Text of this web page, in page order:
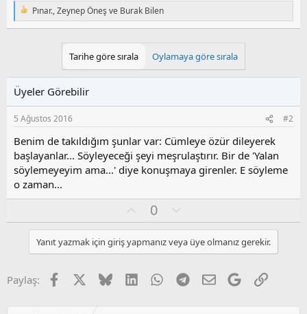
T
e
e
r
:
Pınar.,Zeynep Öneş ve Burak Bilen
Tarihe göre sırala Oylamaya göre sırala
Üyeler Görebilir
5 Ağustos 2016 #2
Benim de takıldığım şunlar var: Cümleye özür dileyerek
başlayanlar... Söyleyeceği şeyi meşrulaştırır. Bir de 'Yalan
söylemeyeyim ama...' diye konuşmaya girenler. E söyleme
o zaman...
y
l
a
0
l
u
m
u
z
o
Yanıt yazmak için giriş yapmanız veya üye olmanız gerekir.
Paylaş: Facebook BlueskyLinkedInWhatsApp
Telegram
E-postaGoogleLink